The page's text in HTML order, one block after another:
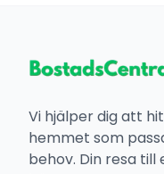
Vi hjälper dig att
hemmet som
behov. Din resa